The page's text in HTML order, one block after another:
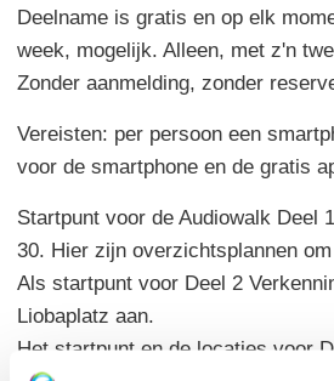
Deelname is gratis en op elk
week, mogelijk. Alleen, met z'n
Zonder aanmelding, zonder
Vereisten: per persoon een
voor de smartphone en de gratis
Startpunt voor de Audiowalk Deel
30. Hier zijn overzichtsplannen
Als startpunt voor Deel 2
Liobaplatz aan.
Het startpunt en de locaties voor